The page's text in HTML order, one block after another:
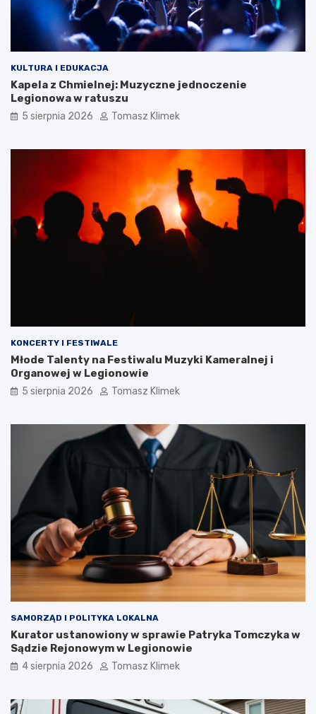
KULTURA I EDUKACJA
Kapela z Chmielnej: Muzyczne jednoczenie
Legionowa w ratuszu
5 sierpnia 2026 Tomasz Klimek
KONCERTY I FESTIWALE
Młode Talenty na Festiwalu Muzyki Kameralnej i
Organowej w Legionowie
5 sierpnia 2026 Tomasz Klimek
SAMORZĄD I POLITYKA LOKALNA
Kurator ustanowiony w sprawie Patryka Tomczyka w
Sądzie Rejonowym w Legionowie
4 sierpnia 2026 Tomasz Klimek